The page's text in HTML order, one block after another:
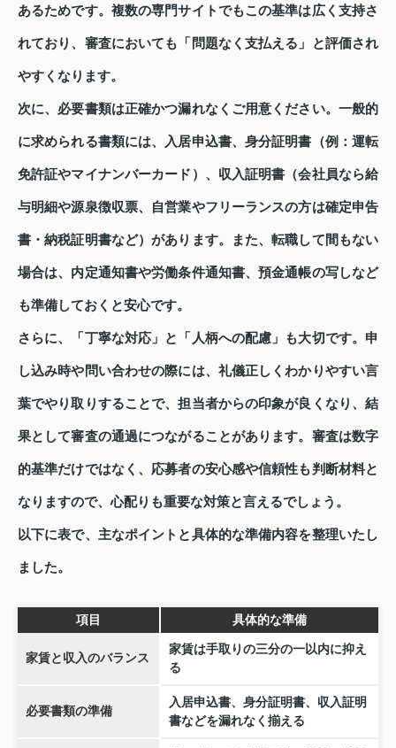
あるためです。複数の専門サイトでもこの基準は広く支持さ
れており、審査においても「問題なく支払える」と評価され
やすくなります。
次に、必要書類は正確かつ漏れなくご用意ください。一般的
に求められる書類には、入居申込書、身分証明書（例：運転
免許証やマイナンバーカード）、収入証明書（会社員なら給
与明細や源泉徴収票、自営業やフリーランスの方は確定申告
書・納税証明書など）があります。また、転職して間もない
場合は、内定通知書や労働条件通知書、預金通帳の写しなど
も準備しておくと安心です。
さらに、「丁寧な対応」と「人柄への配慮」も大切です。申
し込み時や問い合わせの際には、礼儀正しくわかりやすい言
葉でやり取りすることで、担当者からの印象が良くなり、結
果として審査の通過につながることがあります。審査は数字
的基準だけではなく、応募者の安心感や信頼性も判断材料と
なりますので、心配りも重要な対策と言えるでしょう。
以下に表で、主なポイントと具体的な準備内容を整理いたし
ました。
項目 具体的な準備
家賃と収入のバランス
家賃は手取りの三分の一以内に抑え
る
必要書類の準備
入居申込書、身分証明書、収入証明
書などを漏れなく揃える